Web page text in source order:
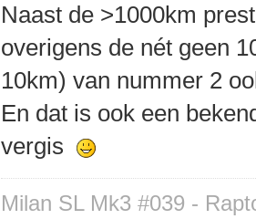
Naast de >1000km
overigens de nét geen
10km) van nummer 2
En dat is ook een
vergis
Milan SL Mk3 #039 -